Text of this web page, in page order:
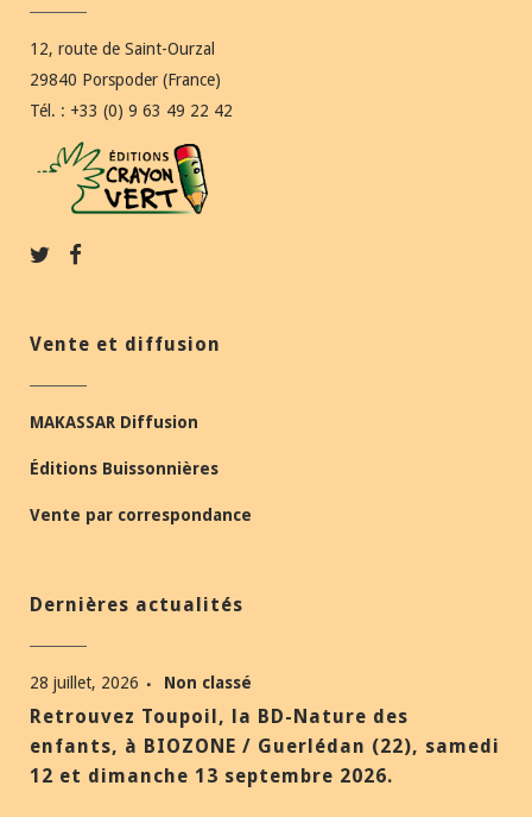
12, route de Saint-Ourzal
29840 Porspoder (France)
Tél. : +33 (0) 9 63 49 22 42
Vente et diffusion
MAKASSAR Diffusion
Éditions Buissonnières
Vente par correspondance
Dernières actualités
28 juillet, 2026 Non classé
Retrouvez Toupoil, la BD-Nature des
enfants, à BIOZONE / Guerlédan (22), samedi
12 et dimanche 13 septembre 2026.